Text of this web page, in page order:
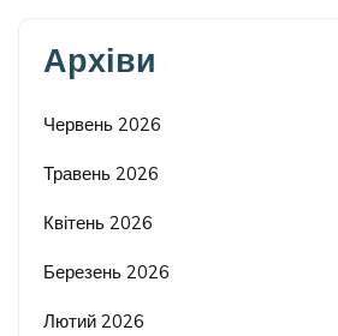
Архіви
Червень 2026
Травень 2026
Квітень 2026
Березень 2026
Лютий 2026